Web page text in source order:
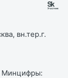
вн.тер.г.
Минцифры: